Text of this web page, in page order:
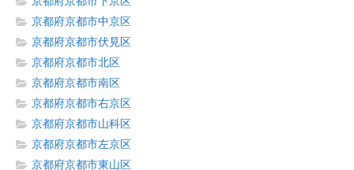
京都府京都市中京区
京都府京都市伏見区
京都府京都市北区
京都府京都市南区
京都府京都市右京区
京都府京都市山科区
京都府京都市左京区
京都府京都市東山区